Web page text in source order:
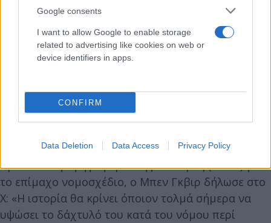
Google consents
I want to allow Google to enable storage
related to advertising like cookies on web or
device identifiers in apps.
CONFIRM
Data Deletion Data Access Privacy Policy
Πριν από την ψηφοφορία της Δευτέρας (10/11) για
το επίμαχο νομοσχέδιο, ο Μπεν Γκβιρ δήλωσε στο
X: «Η ιστορία θα κρίνει όποιον τολμά σήμερα να
υψώσει το δάχτυλό του κατά του νόμου περί